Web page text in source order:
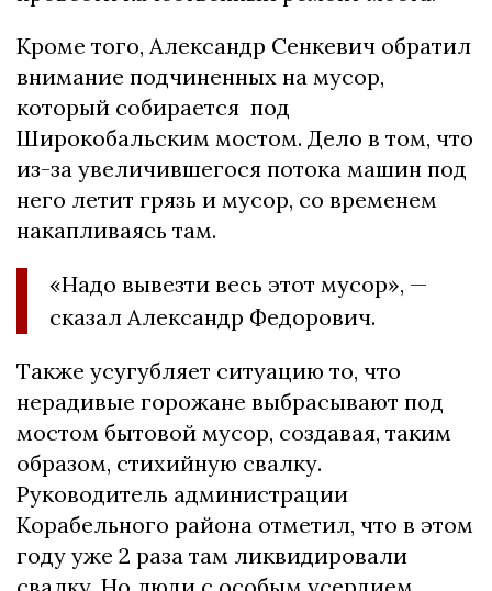
Кроме того, Александр Сенкевич обратил
внимание подчиненных на мусор,
который собирается под
Широкобальским мостом. Дело в том, что
из-за увеличившегося потока машин под
него летит грязь и мусор, со временем
накапливаясь там.
«Надо вывезти весь этот мусор», —
сказал Александр Федорович.
Также усугубляет ситуацию то, что
нерадивые горожане выбрасывают под
мостом бытовой мусор, создавая, таким
образом, стихийную свалку.
Руководитель администрации
Корабельного района отметил, что в этом
году уже 2 раза там ликвидировали